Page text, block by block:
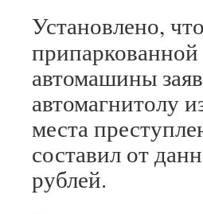
Установлено,
автомашины
автомагнитолу
места
составил от
рублей.